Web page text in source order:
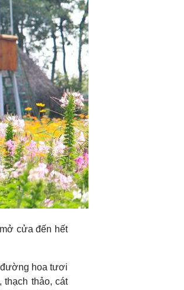
cửa đến hết
hoa tươi
thạch thảo, cát